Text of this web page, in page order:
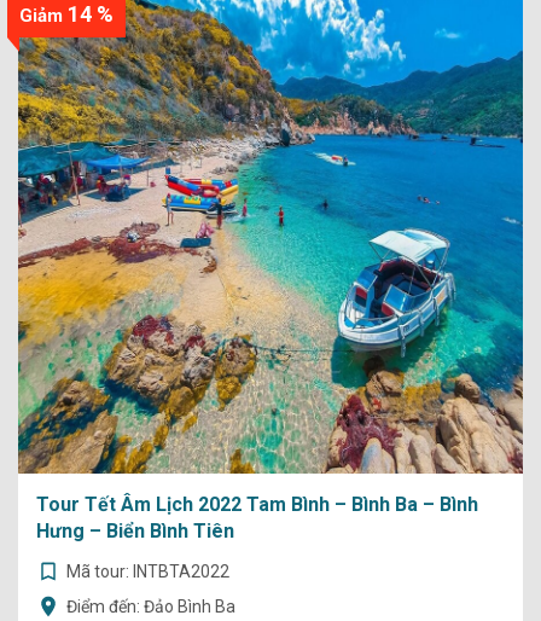
Tour Tết Âm Lịch 2022 Tam Bình – Bình Ba – Bình
Hưng – Biển Bình Tiên
Mã tour: INTBTA2022
Điểm đến: Đảo Bình Ba
Giảm 14 %